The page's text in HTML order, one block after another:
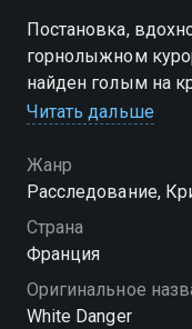
Постановка,
горнолыжном
найден голым на
человеческой
своим отцом
Читать дальше
Жанр
Расследование,
Страна
Франция
Оригинальное
White Danger